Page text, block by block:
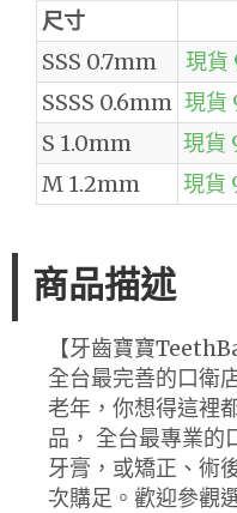
尺寸
SSS 0.7mm
現貨
SSSS 0.6mm 現貨
S 1.0mm
現貨
M 1.2mm
現貨
商品描述
【牙齒寶寶
全台最完善的口衛
老年，你想得這裡
品， 全台最專業的
牙膏，或矯正、術
次購足。歡迎參觀